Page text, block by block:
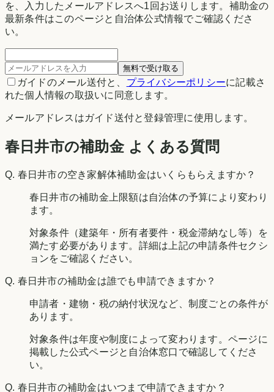
を、入力したメールアドレスへ1回お送りします。補助金の
最新条件はこのページと自治体公式情報でご確認くださ
い。
無料で受け取る
ガイドのメール送付と、 プライバシーポリシーに記載さ
れた個人情報の取扱いに同意します。
メールアドレスはガイド送付と登録管理に使用します。
春日井市の補助金 よくある質問
Q. 春日井市の空き家解体補助金はいくらもらえますか？
春日井市の補助金上限額は自治体の予算により変わり
ます。
対象条件（建築年・所有者要件・税金滞納なし等）を
満たす必要があります。詳細は上記の申請条件セクシ
ョンをご確認ください。
Q. 春日井市の補助金は誰でも申請できますか？
申請者・建物・税の納付状況など、制度ごとの条件が
あります。
対象条件は年度や制度によって変わります。ページに
掲載した公式ページと自治体窓口で確認してくださ
い。
Q. 春日井市の補助金はいつまで申請できますか？